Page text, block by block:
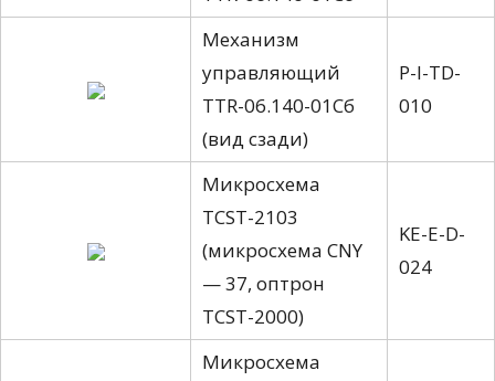
Механизм
управляющий
TTR-06.140-01Cб
(вид сзади)
P-I-TD-
010
Микросхема
TCST-2103
(микросхема CNY
— 37, оптрон
TCST-2000)
KE-E-D-
024
Микросхема